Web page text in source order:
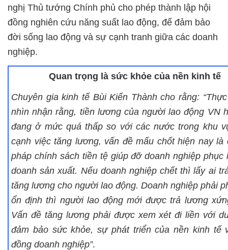
nghị Thủ tướng Chính phủ cho phép thành lập hội
đồng nghiên cứu năng suất lao động, để đảm bảo
đời sống lao động và sự cạnh tranh giữa các doanh
nghiệp.
Quan trọng là sức khỏe của nền kinh tế
Chuyên gia kinh tế Bùi Kiến Thành cho rằng:
nhìn nhận rằng, tiền lương của người lao động VN
đang ở mức quá thấp so với các nước trong khu
cạnh việc tăng lương, vấn đề mấu chốt hiện nay là
pháp chính sách tiền tệ giúp đỡ doanh nghiệp phục
doanh sản xuất. Nếu doanh nghiệp chết thì lấy ai
tăng lương cho người lao động. Doanh nghiệp phải
ổn định thì người lao động mới được trả lương
Vấn đề tăng lương phải được xem xét đi liền với
đảm bảo sức khỏe, sự phát triển của nền kinh tế
đồng doanh nghiệp”.